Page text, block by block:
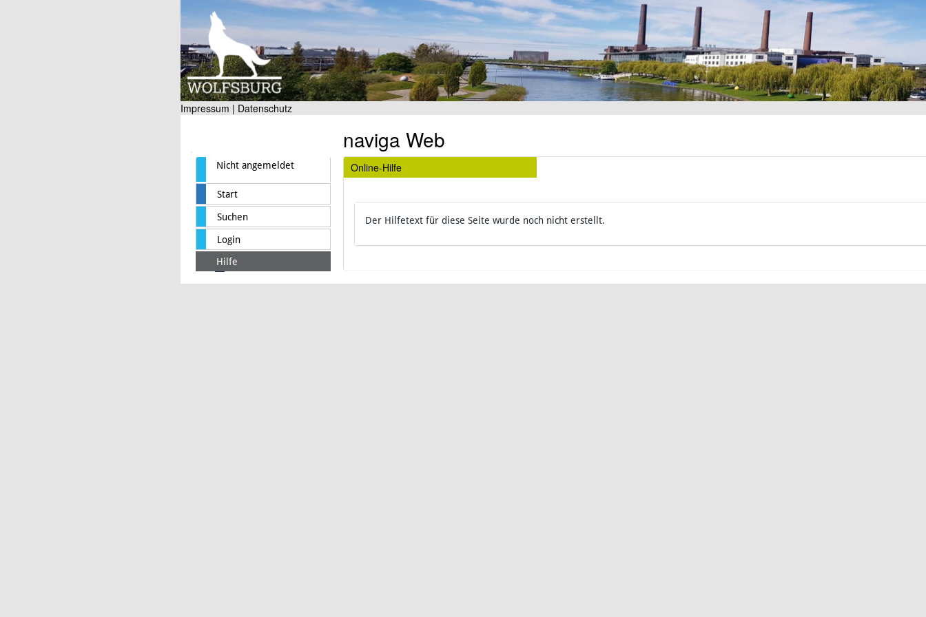
Impressum | Datenschutz
Nicht angemeldet
Start
Suchen
Login
Hilfe
naviga Web
Online-Hilfe
Der Hilfetext für diese Seite wurde noch nicht erstellt.